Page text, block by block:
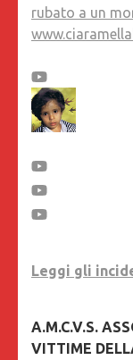
rubato a un
Leggi gli
A.M.C.V.S.
VITTIME